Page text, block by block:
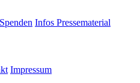
Spenden Infos Pressematerial
Impressum